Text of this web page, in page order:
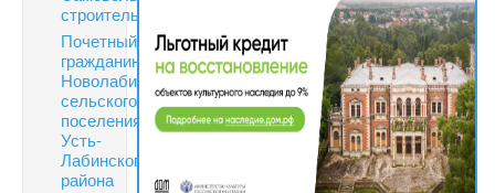
строительство
Почетный
гражданин
Новолабинского
сельского
поселения
Усть-
Лабинского
района